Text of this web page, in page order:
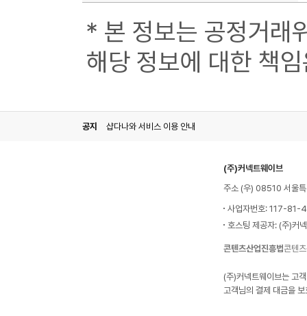
* 본 정보는 공정거래
해당 정보에 대한 책
공지 샵다나와 서비스 이용 안내
(주)커넥트웨이브
주소 (우) 08510 서울
사업자번호: 117-81-
호스팅 제공자: (주)커
콘텐츠산업진흥법콘텐
(주)커넥트웨이브는 고
고객님의 결제 대금을